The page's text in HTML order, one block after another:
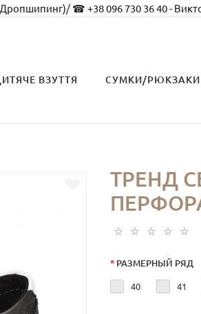
/ ☎ +38 096 730 36 40 -
ВЗУТТЯ СУМКИ/РЮКЗАКИ
ТРЕНД
* РАЗМЕРНЫЙ РЯД
40 41